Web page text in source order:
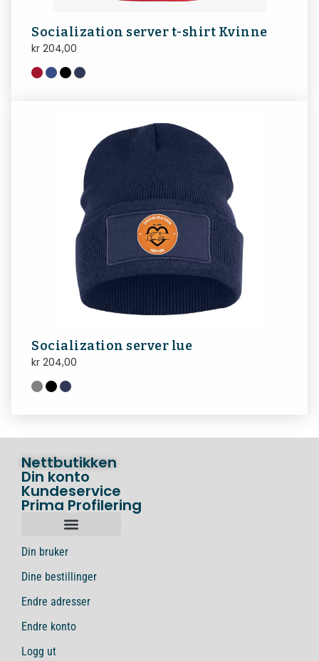
Socialization server t-shirt Kvinne
kr 204,00
Socialization server lue
kr 204,00
Nettbutikken
Din konto
Kundeservice
Prima Profilering
Din bruker
Dine bestillinger
Endre adresser
Endre konto
Logg ut